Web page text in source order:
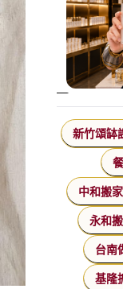
新竹頌缽
中和搬
永和
台南
基隆